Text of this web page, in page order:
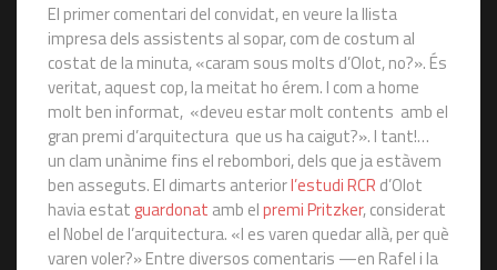
El primer comentari del convidat, en veure la llista
impresa dels assistents al sopar, com de costum al
costat de la minuta, «caram sous molts d’Olot, no?». És
veritat, aquest cop, la meitat ho érem. I com a home
molt ben informat, «deveu estar molt contents amb el
gran premi d’arquitectura que us ha caigut?». I tant!…
un clam unànime fins el rebombori, dels que ja estàvem
ben asseguts. El dimarts anteriorl’estudi RCR d’Olot
havia estat guardonat amb elpremi Pritzker, considerat
el Nobel de l’arquitectura. «I es varen quedar allà, per què
varen voler?» Entre diversos comentaris —en Rafel i la